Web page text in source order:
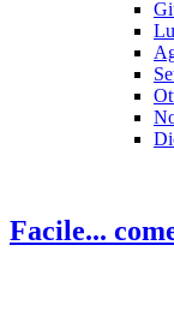
Facile...